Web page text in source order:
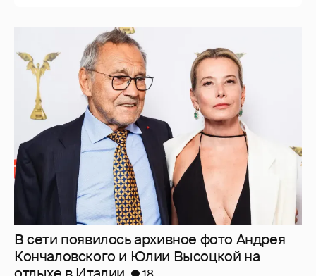
В сети появилось архивное фото Андрея
Кончаловского и Юлии Высоцкой на
отдыхе в Италии
18